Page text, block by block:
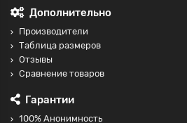
Дополнительно
Производители
Таблица размеров
Отзывы
Сравнение товаров
Гарантии
100% Анонимность